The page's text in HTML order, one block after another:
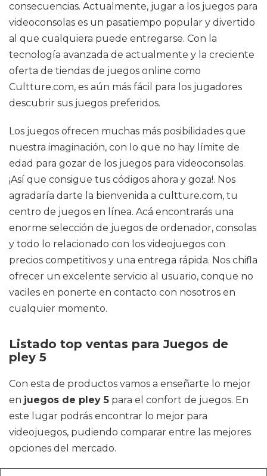
consecuencias. Actualmente, jugar a los juegos para
videoconsolas es un pasatiempo popular y divertido
al que cualquiera puede entregarse. Con la
tecnología avanzada de actualmente y la creciente
oferta de tiendas de juegos online como
Cultture.com, es aún más fácil para los jugadores
descubrir sus juegos preferidos.
Los juegos ofrecen muchas más posibilidades que
nuestra imaginación, con lo que no hay límite de
edad para gozar de los juegos para videoconsolas.
¡Así que consigue tus códigos ahora y goza!. Nos
agradaría darte la bienvenida a cultture.com, tu
centro de juegos en línea. Acá encontrarás una
enorme selección de juegos de ordenador, consolas
y todo lo relacionado con los videojuegos con
precios competitivos y una entrega rápida. Nos chifla
ofrecer un excelente servicio al usuario, conque no
vaciles en ponerte en contacto con nosotros en
cualquier momento.
Listado top ventas para Juegos de
pley 5
Con esta de productos vamos a enseñarte lo mejor
en juegos de pley 5 para el confort de juegos. En
este lugar podrás encontrar lo mejor para
videojuegos, pudiendo comparar entre las mejores
opciones del mercado.